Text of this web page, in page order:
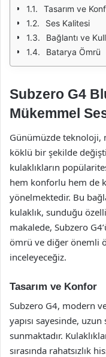
Tasarım ve
Ses Kalitesi
Bağlantı ve
Batarya Ömrü
Subzero G4
Mükemmel
Günümüzde teknoloji,
köklü bir şekilde
kulaklıkların
hem konforlu hem de
yönelmektedir. Bu
kulaklık, sunduğu
makalede, Subzero
ömrü ve diğer önemli
inceleyeceğiz.
Tasarım ve Konfor
Subzero G4, modern
yapısı sayesinde,
sunmaktadır.
sırasında rahatsızlık